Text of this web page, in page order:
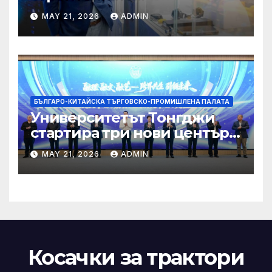
трансформация на Хонконг
чрез приемане на AI+
MAY 21, 2026 ADMIN
БЪЛГАРО-КИТАЙСКА ТЪРГОВСКО-ПРОМИШЛЕНА ПАЛАТА
Университетът Тонгджи
стартира три нови центъра
за обучение
MAY 21, 2026 ADMIN
Косачки за трактори